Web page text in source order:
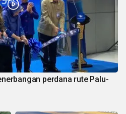
perdana rute Palu-